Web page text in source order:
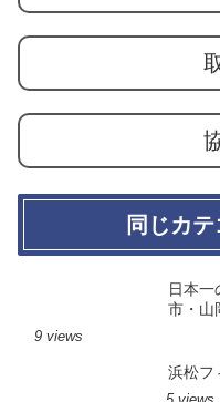
同じカ
日本一
市・山
9 views
浜松フ